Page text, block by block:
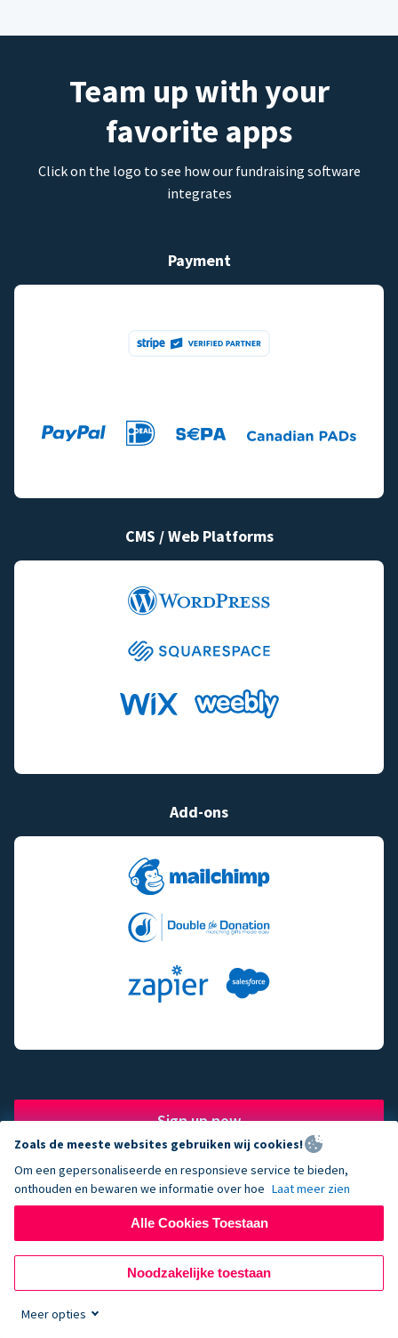
Team up with your
favorite apps
Click on the logo to see how our fundraising software
integrates
Payment
CMS / Web Platforms
Add-ons
Sign up now
The fundraising engine of
choice for successful
Zoals de meeste websites gebruiken wij cookies!
Om een gepersonaliseerde en responsieve service te bieden,
onthouden en bewaren we informatie over hoe Laat meer zien
Alle Cookies Toestaan
Noodzakelijke toestaan
Meer opties